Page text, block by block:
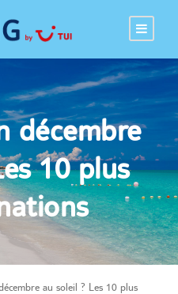
décembre
10 plus
au soleil ? Les 10 plus